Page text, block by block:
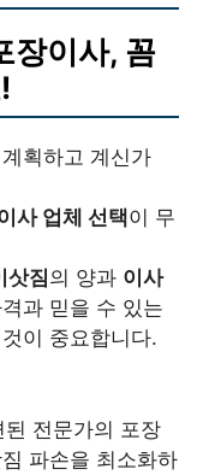
장이사, 꼼
획하고 계신가
사 업체 선택이 무
삿짐의 양과 이사
과 믿을 수 있는
이 중요합니다.
된 전문가의 포장
파손을 최소화하